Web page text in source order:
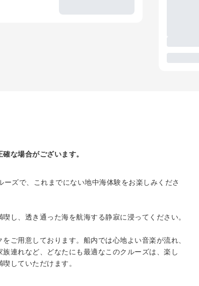
な場合がございます。
ズで、これまでにない地中海体験をお楽しみくださ
し、透き通った海を航海する静寂に浸ってください。
ご用意しております。船内では心地よい音楽が流れ、
連れなど、どなたにも最適なこのクルーズは、楽し
していただけます。